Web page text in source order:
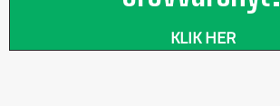
KLIK HER